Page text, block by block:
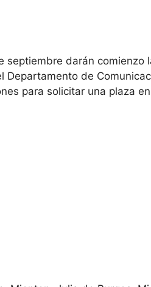
darán comienzo
de
para solicitar una plaza